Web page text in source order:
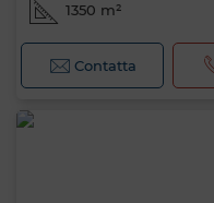
1350 m²
Contatta